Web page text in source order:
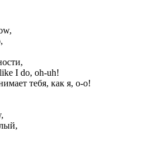
I do, oh-uh!
тебя, как я, о-о!